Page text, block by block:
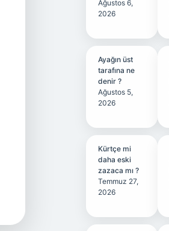
Ağustos 6,
2026
Ayağın üst
tarafına ne
denir ?
Ağustos 5,
2026
Kürtçe mi
daha eski
zazaca mı ?
Temmuz 27,
2026